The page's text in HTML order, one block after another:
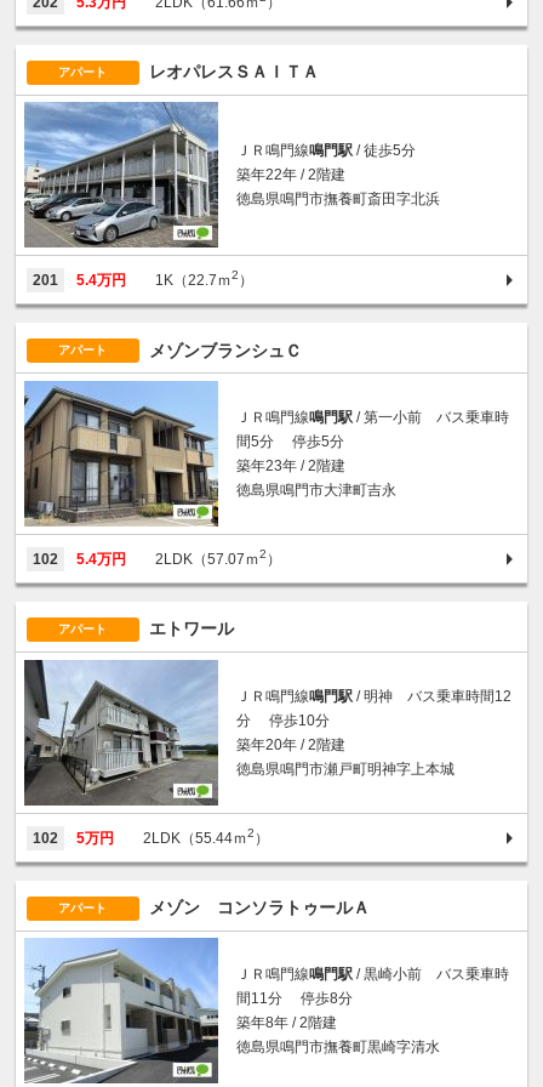
アパート レオパレスＳＡＩＴＡ
ＪＲ鳴門線鳴門駅 / 徒歩5分
築年22年 / 2階建
徳島県鳴門市撫養町斎田字北浜
201 5.4万円 1K（22.7ｍ2 ）
アパート メゾンブランシュＣ
ＪＲ鳴門線鳴門駅 / 第一小前 バス乗車時
間5分 停歩5分
築年23年 / 2階建
徳島県鳴門市大津町吉永
102 5.4万円 2LDK（57.07ｍ2 ）
アパート エトワール
ＪＲ鳴門線鳴門駅 / 明神 バス乗車時間12
分 停歩10分
築年20年 / 2階建
徳島県鳴門市瀬戸町明神字上本城
102 5万円 2LDK（55.44ｍ2 ）
アパート メゾン コンソラトゥールＡ
ＪＲ鳴門線鳴門駅 / 黒崎小前 バス乗車時
間11分 停歩8分
築年8年 / 2階建
徳島県鳴門市撫養町黒崎字清水